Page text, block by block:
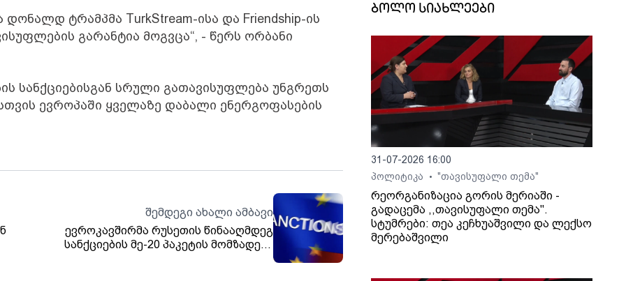
ტრამპმა TurkStream-ისა და Friendship-ის
გარანტია მოგვცა“, - წერს ორბანი
სანქციებისგან სრული გათავისუფლება უნგრეთს
ევროპაში ყველაზე დაბალი ენერგოფასების
შემდეგი ახალი ამბავი
ევროკავშირმა რუსეთის წინააღმდეგ
სანქციების მე-20 პაკეტის მომზადება
დაიწყო
ბოლო სიახლეები
31-07-2026 16:00
პოლიტიკა
• "თავისუფალი თემა"
რეორგანიზაცია გორის მერიაში -
გადაცემა ,,თავისუფალი თემა".
სტუმრები: თეა კეჩხუაშვილი და ლექსო
მერებაშვილი